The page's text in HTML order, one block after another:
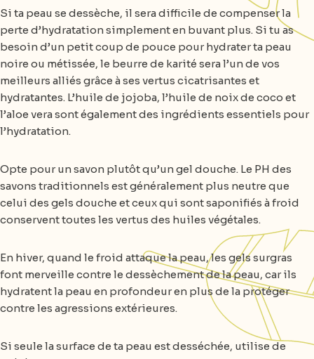
Si ta peau se dessèche, il sera difficile de compenser la
perte d’hydratation simplement en buvant plus. Si tu as
besoin d’un petit coup de pouce pour hydrater ta peau
noire ou métissée, le beurre de karité sera l’un de vos
meilleurs alliés grâce à ses vertus cicatrisantes et
hydratantes. L’huile de jojoba, l’huile de noix de coco et
l’aloe vera sont également des ingrédients essentiels pour
l’hydratation.
Opte pour un savon plutôt qu’un gel douche. Le PH des
savons traditionnels est généralement plus neutre que
celui des gels douche et ceux qui sont saponifiés à froid
conservent toutes les vertus des huiles végétales.
En hiver, quand le froid attaque la peau, les gels surgras
font merveille contre le dessèchement de la peau, car ils
hydratent la peau en profondeur en plus de la protéger
contre les agressions extérieures.
Si seule la surface de ta peau est desséchée, utilise de